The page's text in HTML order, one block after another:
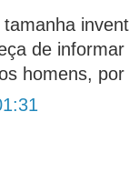
de
homens, por